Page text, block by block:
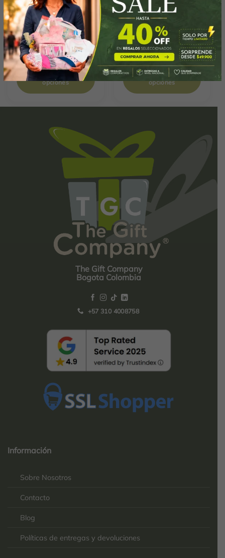
Baúles 1551
$184,690
Seleccionar
opciones
Set Beauty Home
$59,880
Seleccionar
opciones
The Gift Company
Bogota Colombia
+57 310 4008758
2025-
Información
Sobre Nosotros
Contacto
Blog
Políticas de entregas y devoluciones